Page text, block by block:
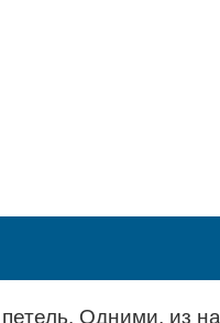
Одними, из